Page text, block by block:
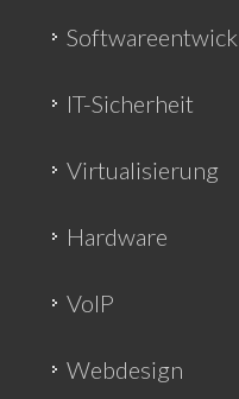
IT-Sicherheit
Virtualisierung
Hardware
VoIP
Webdesign